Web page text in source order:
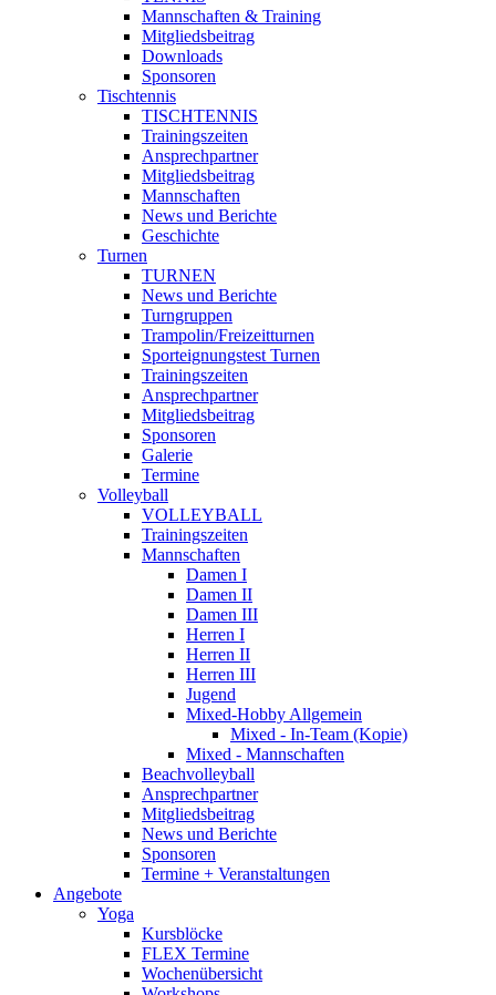
Mannschaften & Training
Mitgliedsbeitrag
Downloads
Sponsoren
Tischtennis
TISCHTENNIS
Trainingszeiten
Ansprechpartner
Mitgliedsbeitrag
Mannschaften
News und Berichte
Geschichte
Turnen
TURNEN
News und Berichte
Turngruppen
Trampolin/Freizeitturnen
Sporteignungstest Turnen
Trainingszeiten
Ansprechpartner
Mitgliedsbeitrag
Sponsoren
Galerie
Termine
Volleyball
VOLLEYBALL
Trainingszeiten
Mannschaften
Damen I
Damen II
Damen III
Herren I
Herren II
Herren III
Jugend
Mixed-Hobby Allgemein
Mixed - In-Team (Kopie)
Mixed - Mannschaften
Beachvolleyball
Ansprechpartner
Mitgliedsbeitrag
News und Berichte
Sponsoren
Termine + Veranstaltungen
Angebote
Yoga
Kursblöcke
FLEX Termine
Wochenübersicht